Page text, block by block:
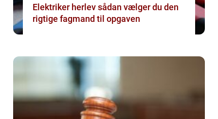
Elektriker herlev sådan vælger du den
rigtige fagmand til opgaven